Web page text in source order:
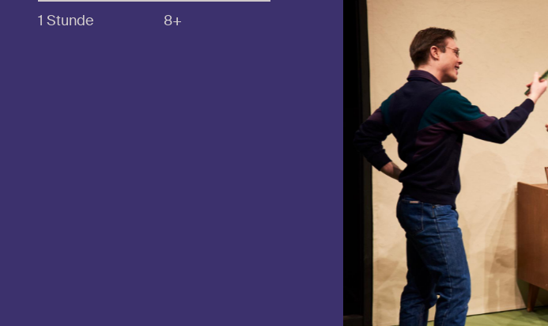
1 Stunde 8+